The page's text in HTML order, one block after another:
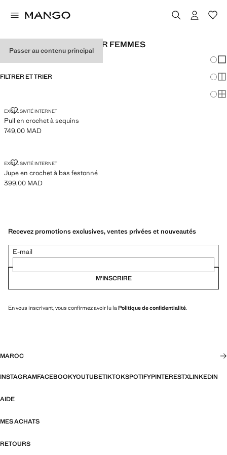
Passer au contenu principal
LOOKS DE FESTIVAL POUR FEMMES
FILTRER ET TRIER
EXCLUSIVITÉ INTERNET
Pull en crochet à sequins
PULL EN CROCHET À SEQUINS
Prix actuel [749,00 MAD ]
749,00 MAD
EXCLUSIVITÉ INTERNET
Jupe en crochet à bas festonné
JUPE EN CROCHET À BAS FESTONNÉ
Prix actuel [399,00 MAD ]
399,00 MAD
Recevez promotions exclusives, ventes privées et nouveautés
E-mail
M’INSCRIRE
En vous inscrivant, vous confirmez avoir lu la Politique de confidentialité.
MAROC
INSTAGRAMFACEBOOKYOUTUBETIKTOKSPOTIFYPINTERESTXLINKEDIN
AIDE
MES ACHATS
RETOURS